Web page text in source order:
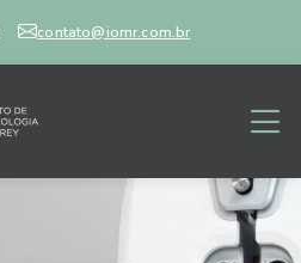
contato@iomr.com.br